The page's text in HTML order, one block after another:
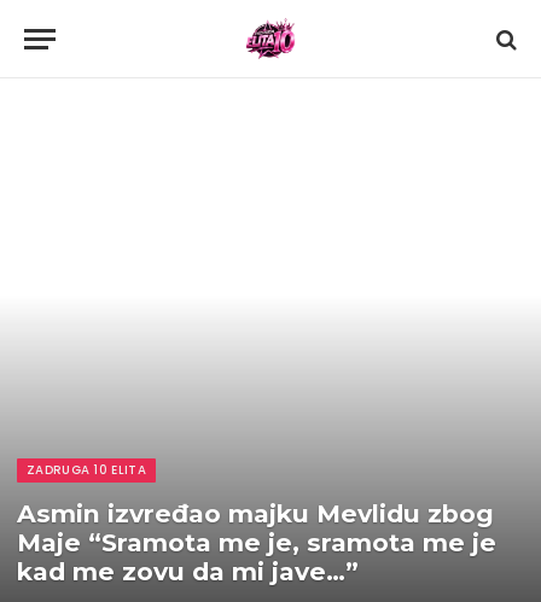
ZADRUGA 10 ELITA
Asmin izvređao majku Mevlidu zbog
Maje “Sramota me je, sramota me je
kad me zovu da mi jave…”